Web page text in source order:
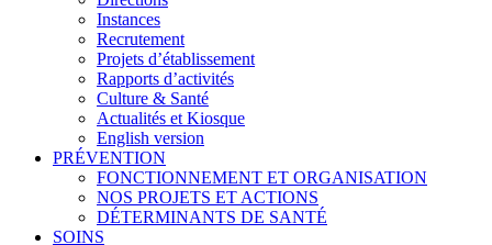
Instances
Recrutement
Projets d’établissement
Rapports d’activités
Culture & Santé
Actualités et Kiosque
English version
PRÉVENTION
FONCTIONNEMENT ET ORGANISATION
NOS PROJETS ET ACTIONS
DÉTERMINANTS DE SANTÉ
SOINS